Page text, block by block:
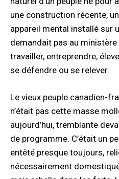
une construction récente,
appareil mental installé sur
demandait pas au
travailler, entreprendre,
se défendre ou se relever.
Le vieux peuple canadien-
n’était pas cette masse
aujourd’hui, tremblante
de programme. C’était un
entêté presque toujours,
nécessairement